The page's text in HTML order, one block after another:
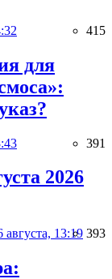
415
для
391
2026
августа, 13:19 393